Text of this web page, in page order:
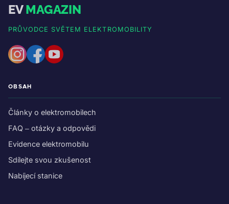
EVMAGAZIN
PRŮVODCE SVĚTEM ELEKTROMOBILITY
OBSAH
Články o elektromobilech
FAQ – otázky a odpovědi
Evidence elektromobilu
Sdílejte svou zkušenost
Nabíjecí stanice